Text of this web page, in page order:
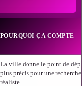
POURQUOI ÇA COMPTE
La ville donne le point de
plus précis pour une
réaliste.